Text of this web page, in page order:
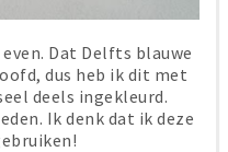
Dat Delfts blauwe
dus heb ik dit met
deels ingekleurd.
Ik denk dat ik deze